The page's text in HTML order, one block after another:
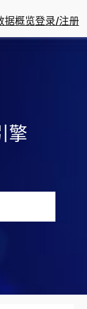
据概览登录/注册
擎